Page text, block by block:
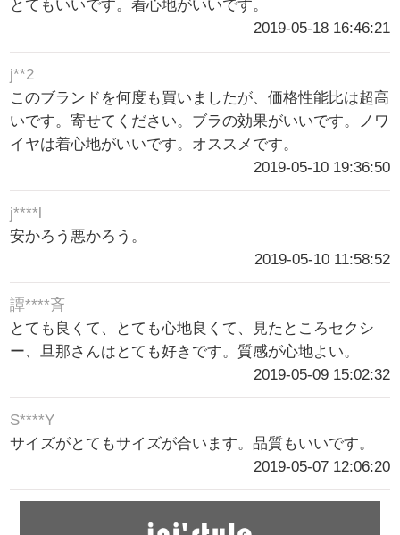
とてもいいです。着心地がいいです。
2019-05-18 16:46:21
j**2
このブランドを何度も買いましたが、価格性能比は超高
いです。寄せてください。ブラの効果がいいです。ノワ
イヤは着心地がいいです。オススメです。
2019-05-10 19:36:50
j****l
安かろう悪かろう。
2019-05-10 11:58:52
譚****斉
とても良くて、とても心地良くて、見たところセクシ
ー、旦那さんはとても好きです。質感が心地よい。
2019-05-09 15:02:32
S****Y
サイズがとてもサイズが合います。品質もいいです。
2019-05-07 12:06:20